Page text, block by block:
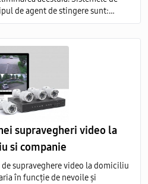
de agent de stingere sunt:
supravegheri video la
si companie
supraveghere video la domiciliu
în funcție de nevoile și